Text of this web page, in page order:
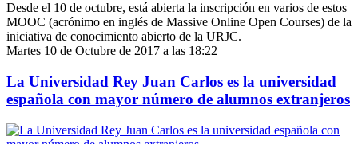
Desde el 10 de octubre, está abierta la inscripción en varios de estos
MOOC (acrónimo en inglés de Massive Online Open Courses) de la
iniciativa de conocimiento abierto de la URJC.
Martes 10 de Octubre de 2017 a las 18:22
La Universidad Rey Juan Carlos es la universidad
española con mayor número de alumnos extranjeros